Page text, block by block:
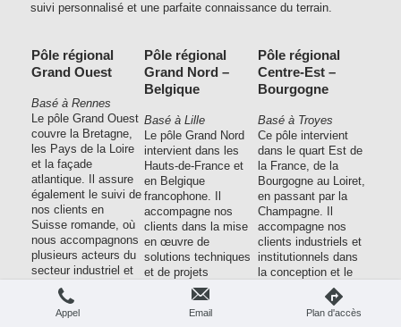
suivi personnalisé et une parfaite connaissance du terrain.
Pôle régional
Grand Ouest
Basé à Rennes
Le pôle Grand Ouest
couvre la Bretagne,
les Pays de la Loire
et la façade
atlantique. Il assure
également le suivi de
nos clients en
Suisse romande, où
nous accompagnons
plusieurs acteurs du
secteur industriel et
tertiaire.
grand-ouest@elvia-
Pôle régional
Grand Nord –
Belgique
Basé à Lille
Le pôle Grand Nord
intervient dans les
Hauts-de-France et
en Belgique
francophone. Il
accompagne nos
clients dans la mise
en œuvre de
solutions techniques
et de projets
transfrontaliers à
forte valeur ajoutée.
Pôle régional
Centre-Est –
Bourgogne
Basé à Troyes
Ce pôle intervient
dans le quart Est de
la France, de la
Bourgogne au Loiret,
en passant par la
Champagne. Il
accompagne nos
clients industriels et
institutionnels dans
la conception et le
suivi de leurs projets
Appel Email Plan d'accès